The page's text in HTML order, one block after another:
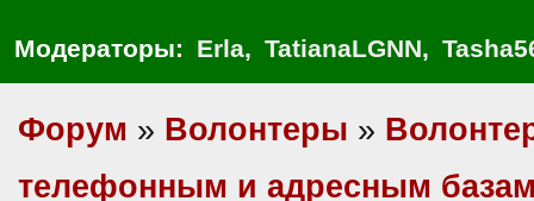
Модераторы: Erla, TatianaLGNN,
Форум » Волонтеры »
телефонным и адресным